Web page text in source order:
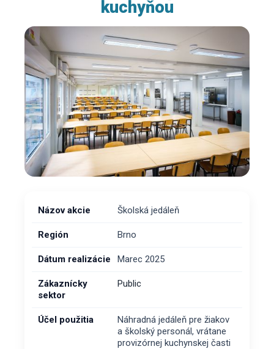
kuchyňou
Názov akcie Školská jedáleň
Región Brno
Dátum realizácie Marec 2025
Zákaznícky
sektor
Public
Účel použitia
Náhradná jedáleň pre žiakov
a školský personál, vrátane
provizórnej kuchynskej časti